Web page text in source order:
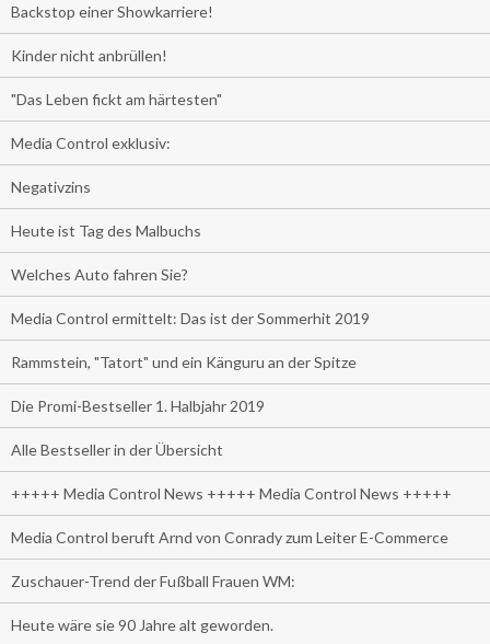
Backstop einer Showkarriere!
Kinder nicht anbrüllen!
"Das Leben fickt am härtesten"
Media Control exklusiv:
Negativzins
Heute ist Tag des Malbuchs
Welches Auto fahren Sie?
Media Control ermittelt: Das ist der Sommerhit 2019
Rammstein, "Tatort" und ein Känguru an der Spitze
Die Promi-Bestseller 1. Halbjahr 2019
Alle Bestseller in der Übersicht
+++++ Media Control News +++++ Media Control News +++++
Media Control beruft Arnd von Conrady zum Leiter E-Commerce
Zuschauer-Trend der Fußball Frauen WM:
Heute wäre sie 90 Jahre alt geworden.